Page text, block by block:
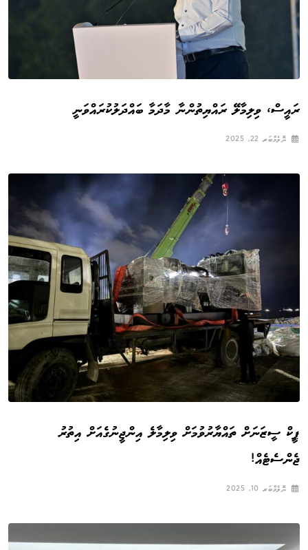
ރައީސް، ވިލިމާލޭ ރައްޔިތުންނާ މާދަމާ ބައްދަލުކުރައްވަނީ
ނޮވެމްބަރ 22, 2025
ޕީކް ސީޒަނަށް ތައްޔާރުވުމަށް ވިލިމާލެ އިންޖީނުގެއަށް އިތުރު
ޖެންސެޓެއް!
ނޮވެމްބަރ 10, 2025